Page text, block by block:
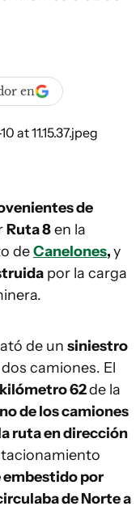
en
de
Ruta 8en la
deCanelones,y
por la carga
de un siniestro
camiones. El
kilómetro 62de la
de los camiones
ruta en dirección
embestido por
de Norte a